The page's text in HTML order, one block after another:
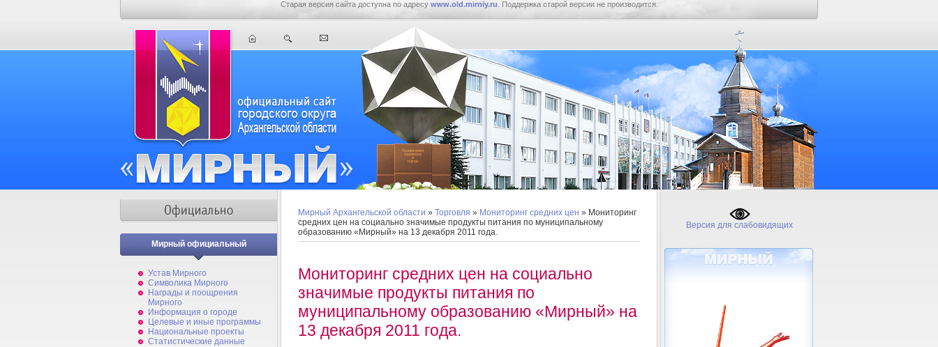
Старая версия сайта доступна по адресу www.old.mirniy.ru . Поддержка старой версии не производится.
Мирный официальный
Устав Мирного
Символика Мирного
Награды и поощрения
Мирного
Информация о городе
Целевые и иные программы
Национальные проекты
Статистические данные
Мирный Архангельской области » Торговля » Мониторинг средних цен » Мониторинг
средних цен на социально значимые продукты питания по муниципальному
образованию «Мирный» на 13 декабря 2011 года.
Мониторинг средних цен на социально
значимые продукты питания по
муниципальному образованию «Мирный» на
13 декабря 2011 года.
Версия для слабовидящих